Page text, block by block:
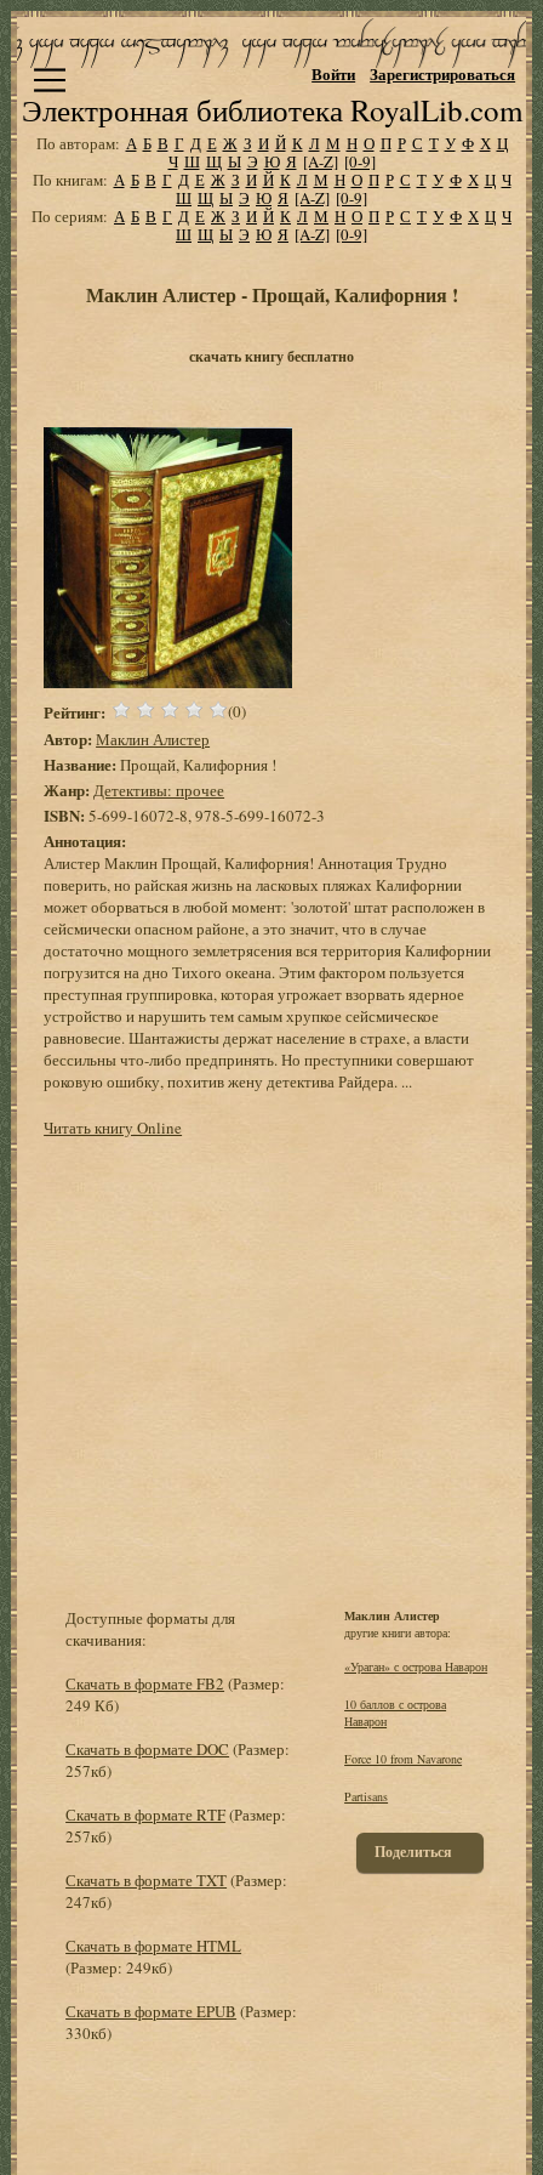
Электронная библиотека RoyalLib.com
Войти Зарегистрироваться
По авторам: А Б В Г Д Е Ж З И Й К Л М Н О П Р С Т У Ф Х Ц
Ч Ш Щ Ы Э Ю Я [A-Z] [0-9]
По книгам: А Б В Г Д Е Ж З И Й К Л М Н О П Р С Т У Ф Х Ц Ч
Ш Щ Ы Э Ю Я [A-Z] [0-9]
По сериям: А Б В Г Д Е Ж З И Й К Л М Н О П Р С Т У Ф Х Ц Ч
Ш Щ Ы Э Ю Я [A-Z] [0-9]
Маклин Алистер - Прощай, Калифорния !
скачать книгу бесплатно
Рейтинг: (0)
Автор: Маклин Алистер
Название: Прощай, Калифорния !
Жанр: Детективы: прочее
ISBN: 5-699-16072-8, 978-5-699-16072-3
Аннотация:
Алистер Маклин Прощай, Калифорния! Аннотация Трудно
поверить, но райская жизнь на ласковых пляжах Калифорнии
может оборваться в любой момент: 'золотой' штат расположен в
сейсмически опасном районе, а это значит, что в случае
достаточно мощного землетрясения вся территория Калифорнии
погрузится на дно Тихого океана. Этим фактором пользуется
преступная группировка, которая угрожает взорвать ядерное
устройство и нарушить тем самым хрупкое сейсмическое
равновесие. Шантажисты держат население в страхе, а власти
бессильны что-либо предпринять. Но преступники совершают
роковую ошибку, похитив жену детектива Райдера. ...
Читать книгу Online
Доступные форматы для
скачивания:
Скачать в формате FB2 (Размер:
249 Кб)
Скачать в формате DOC (Размер:
257кб)
Скачать в формате RTF(Размер:
257кб)
Скачать в формате TXT(Размер:
247кб)
Скачать в формате HTML
(Размер: 249кб)
Скачать в формате EPUB (Размер:
330кб)
Маклин Алистер
другие книги автора:
«Ураган» с острова Наварон
10 баллов с острова
Наварон
Force 10 from Navarone
Partisans
Поделиться